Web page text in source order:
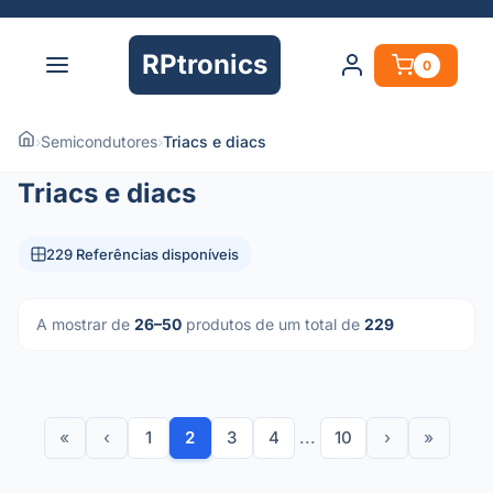
RPtronics 0
›Semicondutores›Triacs e diacs
Triacs e diacs
229 Referências disponíveis
A mostrar de 26–50 produtos de um total de 229
« ‹ 1 2 3 4 ... 10 › »